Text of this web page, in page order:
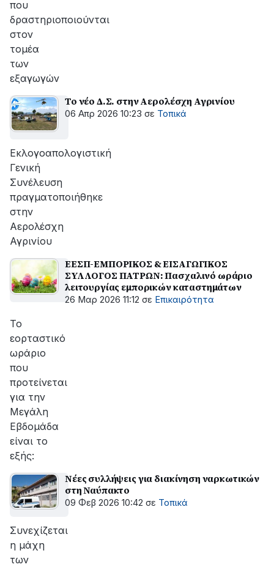
που
δραστηριοποιούνται
στον
τομέα
των
εξαγωγών
Το νέο Δ.Σ. στην Αερολέσχη Αγρινίου
06 Απρ 2026 10:23 σε Τοπικά
Εκλογοαπολογιστική
Γενική
Συνέλευση
πραγματοποιήθηκε
στην
Αερολέσχη
Αγρινίου
ΕΕΣΠ-ΕΜΠΟΡΙΚΟΣ & ΕΙΣΑΓΩΓΙΚΟΣ
ΣΥΛΛΟΓΟΣ ΠΑΤΡΩΝ: Πασχαλινό ωράριο
λειτουργίας εμπορικών καταστημάτων
26 Μαρ 2026 11:12 σε Επικαιρότητα
Το
εορταστικό
ωράριο
που
προτείνεται
για την
Μεγάλη
Εβδομάδα
είναι το
εξής:
Νέες συλλήψεις για διακίνηση ναρκωτικών
στη Ναύπακτο
09 Φεβ 2026 10:42 σε Τοπικά
Συνεχίζεται
η μάχη
των